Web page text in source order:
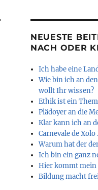
NEUESTE
NACH ODER
Ich habe eine
Wie bin ich an
wollt Ihr wissen?
Ethik ist ein
Plädoyer an die
Klar kann ich an
Carnevale de
Warum hat der
Ich bin ein ganz
Hier kommt mein
Bildung macht